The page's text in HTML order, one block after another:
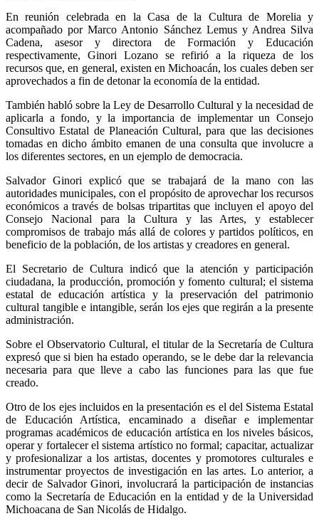
En reunión celebrada en la Casa de la Cultura de Morelia y
acompañado por Marco Antonio Sánchez Lemus y Andrea Silva
Cadena, asesor y directora de Formación y Educación
respectivamente, Ginori Lozano se refirió a la riqueza de los
recursos que, en general, existen en Michoacán, los cuales deben ser
aprovechados a fin de detonar la economía de la entidad.
También habló sobre la Ley de Desarrollo Cultural y la necesidad de
aplicarla a fondo, y la importancia de implementar un Consejo
Consultivo Estatal de Planeación Cultural, para que las decisiones
tomadas en dicho ámbito emanen de una consulta que involucre a
los diferentes sectores, en un ejemplo de democracia.
Salvador Ginori explicó que se trabajará de la mano con las
autoridades municipales, con el propósito de aprovechar los recursos
económicos a través de bolsas tripartitas que incluyen el apoyo del
Consejo Nacional para la Cultura y las Artes, y establecer
compromisos de trabajo más allá de colores y partidos políticos, en
beneficio de la población, de los artistas y creadores en general.
El Secretario de Cultura indicó que la atención y participación
ciudadana, la producción, promoción y fomento cultural; el sistema
estatal de educación artística y la preservación del patrimonio
cultural tangible e intangible, serán los ejes que regirán a la presente
administración.
Sobre el Observatorio Cultural, el titular de la Secretaría de Cultura
expresó que si bien ha estado operando, se le debe dar la relevancia
necesaria para que lleve a cabo las funciones para las que fue
creado.
Otro de los ejes incluidos en la presentación es el del Sistema Estatal
de Educación Artística, encaminado a diseñar e implementar
programas académicos de educación artística en los niveles básicos,
operar y fortalecer el sistema artístico no formal; capacitar, actualizar
y profesionalizar a los artistas, docentes y promotores culturales e
instrumentar proyectos de investigación en las artes. Lo anterior, a
decir de Salvador Ginori, involucrará la participación de instancias
como la Secretaría de Educación en la entidad y de la Universidad
Michoacana de San Nicolás de Hidalgo.